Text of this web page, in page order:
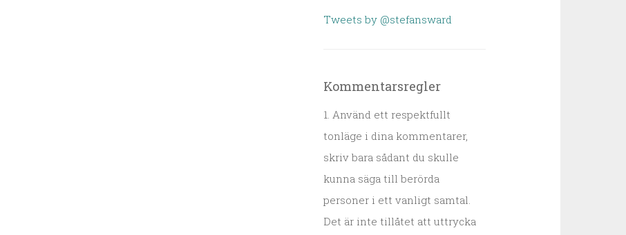
Tweets by @stefansward
Kommentarsregler
1. Använd ett respektfullt
tonläge i dina kommentarer,
skriv bara sådant du skulle
kunna säga till berörda
personer i ett vanligt samtal.
Det är inte tillåtet att uttrycka